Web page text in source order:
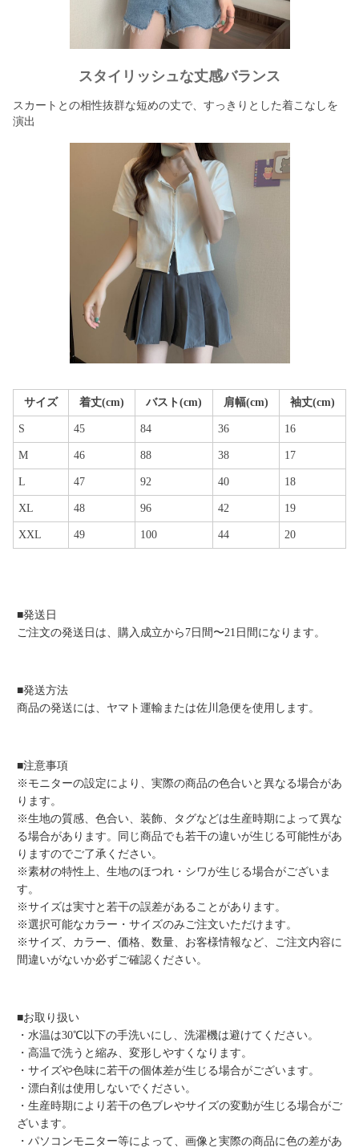
スタイリッシュな丈感バランス
スカートとの相性抜群な短めの丈で、すっきりとした着こなしを
演出
サイズ 着丈(cm) バスト(cm) 肩幅(cm) 袖丈(cm)
S 45 84 36 16
M 46 88 38 17
L 47 92 40 18
XL 48 96 42 19
XXL 49 100 44 20
■発送日
ご注文の発送日は、購入成立から7日間〜21日間になります。
■発送方法
商品の発送には、ヤマト運輸または佐川急便を使用します。
■注意事項
※モニターの設定により、実際の商品の色合いと異なる場合があ
ります。
※生地の質感、色合い、装飾、タグなどは生産時期によって異な
る場合があります。同じ商品でも若干の違いが生じる可能性があ
りますのでご了承ください。
※素材の特性上、生地のほつれ・シワが生じる場合がございま
す。
※サイズは実寸と若干の誤差があることがあります。
※選択可能なカラー・サイズのみご注文いただけます。
※サイズ、カラー、価格、数量、お客様情報など、ご注文内容に
間違いがないか必ずご確認ください。
■お取り扱い
・水温は30℃以下の手洗いにし、洗濯機は避けてください。
・高温で洗うと縮み、変形しやすくなります。
・サイズや色味に若干の個体差が生じる場合がございます。
・漂白剤は使用しないでください。
・生産時期により若干の色ブレやサイズの変動が生じる場合がご
ざいます。
・パソコンモニター等によって、画像と実際の商品に色の差があ